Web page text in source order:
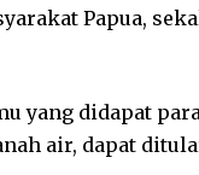
Papua,
yang didapat
air, dapat